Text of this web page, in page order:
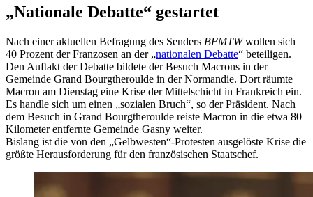
„Nationale Debatte“ gestartet
Nach einer aktuellen Befragung des Senders BFMTWwollen sich
40 Prozent der Franzosen an der „nationalen Debatte“ beteiligen.
Den Auftakt der Debatte bildete der Besuch Macrons in der
Gemeinde Grand Bourgtheroulde in der Normandie. Dort räumte
Macron am Dienstag eine Krise der Mittelschicht in Frankreich ein.
Es handle sich um einen „sozialen Bruch“, so der Präsident. Nach
dem Besuch in Grand Bourgtheroulde reiste Macron in die etwa 80
Kilometer entfernte Gemeinde Gasny weiter.
Bislang ist die von den „Gelbwesten“-Protesten ausgelöste Krise die
größte Herausforderung für den französischen Staatschef.